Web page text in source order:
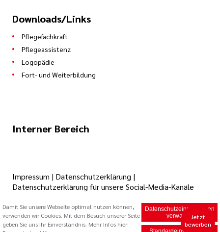
Downloads/Links
Pflegefachkraft
Pflegeassistenz
Logopädie
Fort- und Weiterbildung
Interner Bereich
© 2026 Caritas Trägergesellschaft Saarbrücken mbH (cts)
Impressum | Datenschutzerklärung |
Datenschutzerklärung für unsere Social-Media-Kanäle
Jetzt
bewerben
Datenschutzeinstellungen
verwalten
Damit Sie unsere Webseite optimal nutzen können,
verwenden wir Cookies. Mit dem Besuch unserer Seite
geben Sie uns Ihr Einverständnis. Mehr Infos hier: